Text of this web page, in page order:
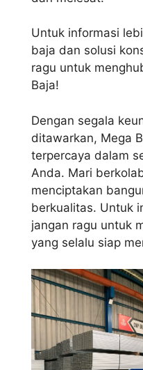
Untuk informasi
baja dan solusi
ragu untuk
Baja!
Dengan segala
ditawarkan, Mega
terpercaya dalam
Anda. Mari
menciptakan
berkualitas. Untuk
jangan ragu untuk
yang selalu siap